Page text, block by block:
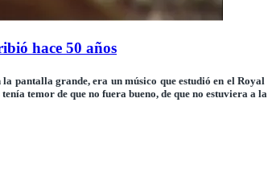
hace 50 años
la pantalla grande, era unmúsico que estudió en elRoyal
temor de que no fuera bueno, de que no estuviera a